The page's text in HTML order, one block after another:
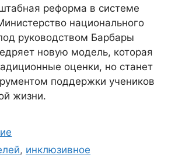
реформа в системе
национального
руководством Барбары
новую модель, которая
оценки, но станет
поддержки учеников
жизни.
, инклюзивное